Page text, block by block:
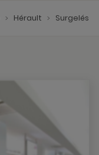
Hérault Surgelés